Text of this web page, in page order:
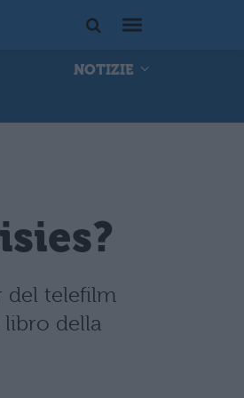
NOTIZIE
del telefilm
libro della